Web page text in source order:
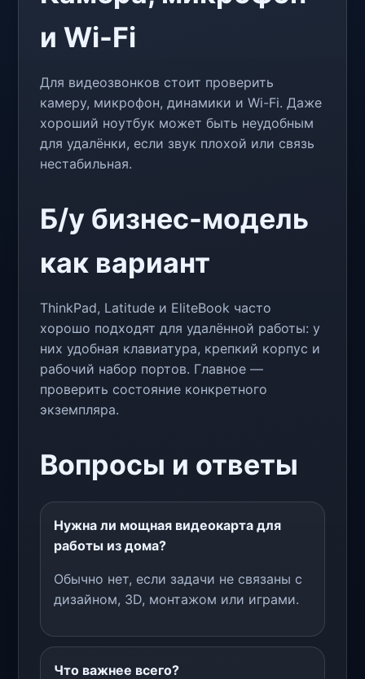
и Wi-Fi
Для видеозвонков стоит проверить
камеру, микрофон, динамики и Wi-Fi. Даже
хороший ноутбук может быть неудобным
для удалёнки, если звук плохой или связь
нестабильная.
Б/у бизнес-модель
как вариант
ThinkPad, Latitude и EliteBook часто
хорошо подходят для удалённой работы: у
них удобная клавиатура, крепкий корпус и
рабочий набор портов. Главное —
проверить состояние конкретного
экземпляра.
Вопросы и ответы
Нужна ли мощная видеокарта для
работы из дома?
Обычно нет, если задачи не связаны с
дизайном, 3D, монтажом или играми.
Что важнее всего?